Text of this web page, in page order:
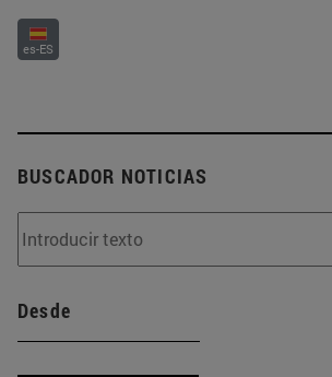
es-ES
BUSCADOR NOTICIAS
Desde